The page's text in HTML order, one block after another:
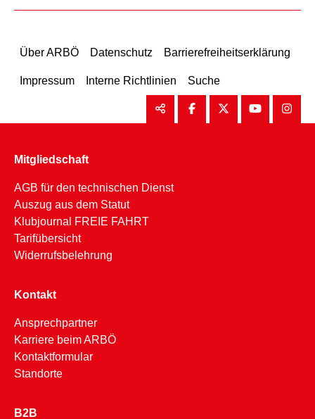
Über ARBÖ Datenschutz Barrierefreiheitserklärung
Impressum Interne Richtlinien Suche
Mitgliedschaft
AGB für den technischen Dienst
Auszug aus dem Statut
Klubjournal FREIE FAHRT
Tarifübersicht
Widerrufsbelehrung
Kontakt
Ansprechpartner
Karriere beim ARBÖ
Kontaktformular
Standorte
B2B